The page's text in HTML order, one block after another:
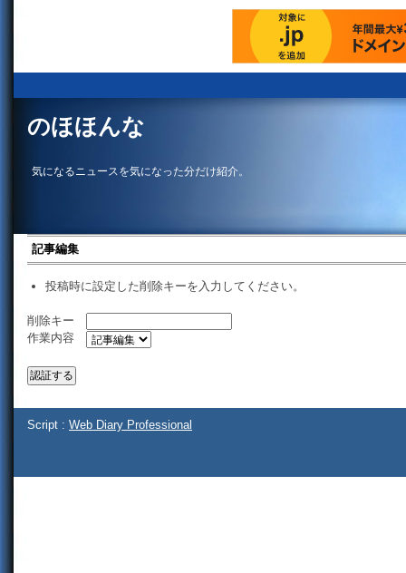
のほほんな
気になるニュースを気になった分だけ紹介。
記事編集
投稿時に設定した削除キーを入力してください。
削除キー
作業内容
Script : Web Diary Professional